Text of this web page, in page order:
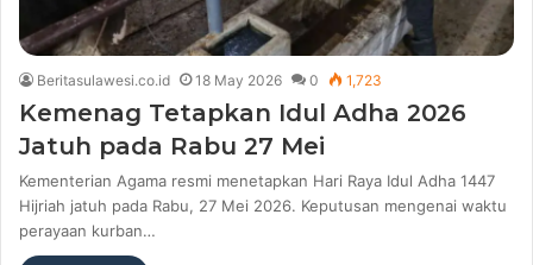
Beritasulawesi.co.id 18 May 2026 0 1,723
Kemenag Tetapkan Idul Adha 2026
Jatuh pada Rabu 27 Mei
Kementerian Agama resmi menetapkan Hari Raya Idul Adha 1447
Hijriah jatuh pada Rabu, 27 Mei 2026. Keputusan mengenai waktu
perayaan kurban…